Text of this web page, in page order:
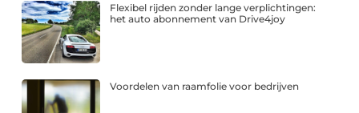
Flexibel rijden zonder lange verplichtingen:
het auto abonnement van Drive4joy
Voordelen van raamfolie voor bedrijven